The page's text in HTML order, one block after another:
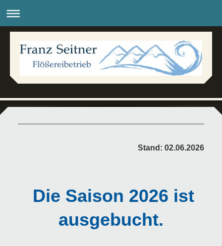
Stand: 02.06.2026
Die Saison 2026 ist
ausgebucht.